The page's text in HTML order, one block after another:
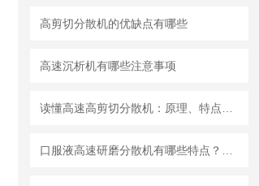
高剪切分散机的优缺点有哪些
高速沉析机有哪些注意事项